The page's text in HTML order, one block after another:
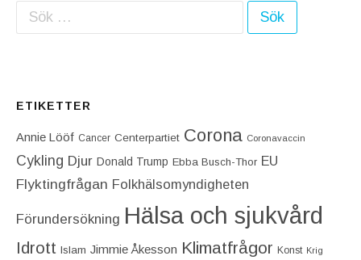
Sök efter:
ETIKETTER
Annie Lööf Cancer Centerpartiet‎ Corona Coronavaccin
Cykling Djur Donald Trump Ebba Busch-Thor EU
Flyktingfrågan Folkhälsomyndigheten
Förundersökning Hälsa och sjukvård
Idrott Islam Jimmie Åkesson Klimatfrågor Konst Krig